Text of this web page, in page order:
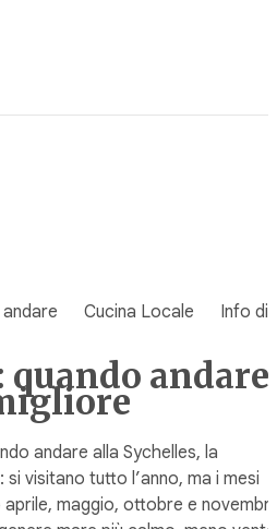
Cucina Locale Info di
quando andare
andare alla Sychelles, la
visitano tutto l’anno, ma i mesi
maggio, ottobre e